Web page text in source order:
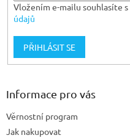
Vložením e-mailu souhlasíte s
údajů
PŘIHLÁSIT SE
Informace pro vás
Věrnostní program
Jak nakupovat